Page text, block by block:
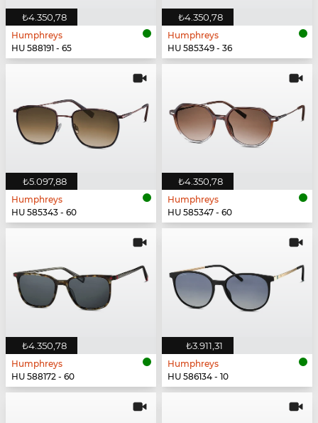
₺4.350,78
Humphreys
HU 588191 - 65
₺4.350,78
Humphreys
HU 585349 - 36
₺5.097,88
Humphreys
HU 585343 - 60
₺4.350,78
Humphreys
HU 585347 - 60
₺4.350,78
Humphreys
HU 588172 - 60
₺3.911,31
Humphreys
HU 586134 - 10